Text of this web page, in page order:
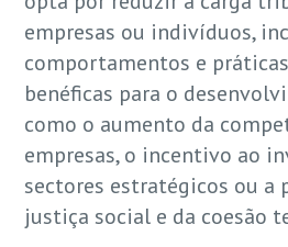
empresas ou indivíduos,
comportamentos e
benéficas para o
como o aumento da
empresas, o incentivo ao
sectores estratégicos ou a
justiça social e da coesão